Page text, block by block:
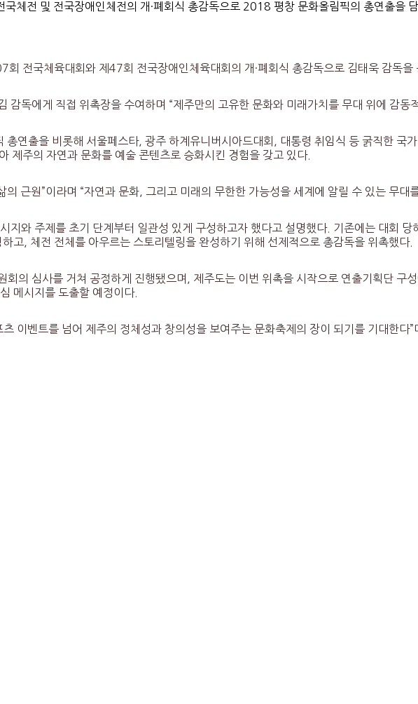
체전 및 전국장애인체전의 개·폐회식 총감독으로 2018 평창 문화올림픽의 총연출을
전국체육대회와 제47회 전국장애인체육대회의 개·폐회식 총감독으로 김태욱 감독을
감독에게 직접 위촉장을 수여하며 “제주만의 고유한 문화와 미래가치를 무대 위에 감동
연출을 비롯해 서울페스타, 광주 하계유니버시아드대회, 대통령 취임식 등 굵직한 국
제주의 자연과 문화를 예술 콘텐츠로 승화시킨 경험을 갖고 있다.
근원”이라며 “자연과 문화, 그리고 미래의 무한한 가능성을 세계에 알릴 수 있는 무대
지와 주제를 초기 단계부터 일관성 있게 구성하고자 했다고 설명했다. 기존에는 대회
고, 체전 전체를 아우르는 스토리텔링을 완성하기 위해 선제적으로 총감독을 위촉했다.
회의 심사를 거쳐 공정하게 진행됐으며, 제주도는 이번 위촉을 시작으로 연출기획단 구
메시지를 도출할 예정이다.
이벤트를 넘어 제주의 정체성과 창의성을 보여주는 문화축제의 장이 되기를 기대한다”